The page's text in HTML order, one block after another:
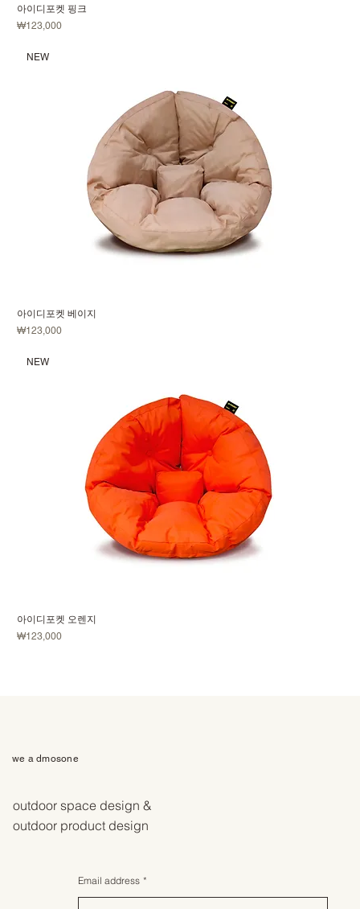
아이디포켓 핑크
価格
₩123,000
NEW
아이디포켓 베이지
価格
₩123,000
NEW
아이디포켓 오렌지
価格
₩123,000
we a dmosone
outdoor space design &
outdoor product design
Email address *